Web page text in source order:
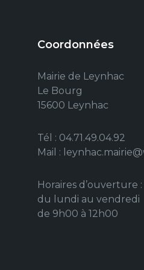
Coordonnées
Mairie de Leynhac
Le Bourg
15600 Leynhac
Tél : 04.71.49.04.92
Mail :
Horaires d’ouverture :
du lundi au vendredi
de 9h00 à 12h00